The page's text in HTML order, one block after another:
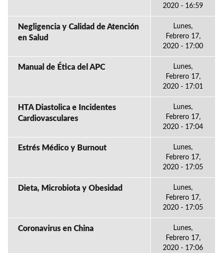
2020 - 16:59
Negligencia y Calidad de Atención
en Salud
Lunes,
Febrero 17,
2020 - 17:00
Manual de Ética del APC
Lunes,
Febrero 17,
2020 - 17:01
HTA Diastolica e Incidentes
Cardiovasculares
Lunes,
Febrero 17,
2020 - 17:04
Estrés Médico y Burnout
Lunes,
Febrero 17,
2020 - 17:05
Dieta, Microbiota y Obesidad
Lunes,
Febrero 17,
2020 - 17:05
Coronavirus en China
Lunes,
Febrero 17,
2020 - 17:06